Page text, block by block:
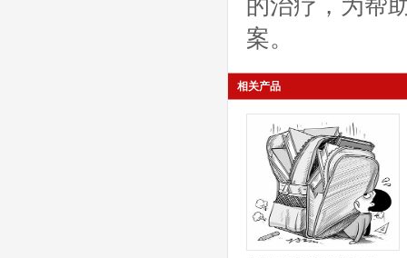
的治疗，为帮
案。
相关产品